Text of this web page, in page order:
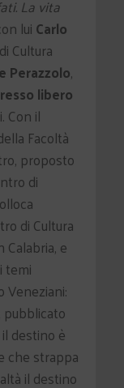
La vita
lui Carlo
Cultura
Perazzolo,
libero
Con il
Facoltà
proposto
di
di Cultura
Calabria, e
temi
Veneziani:
pubblicato
destino è
che strappa
il destino